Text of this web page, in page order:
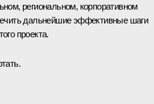
региональном, корпоративном
дальнейшие эффективные шаги
проекта.